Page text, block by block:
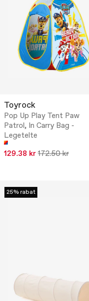
Toyrock
Pop Up Play Tent Paw
Patrol, In Carry Bag -
Legetelte
129.38 kr 172.50 kr
25% rabat